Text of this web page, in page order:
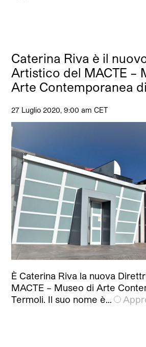
Caterina Riva è il
Artistico del MACTE –
Arte Contemporanea
27 Luglio 2020, 9:00 am CET
È Caterina Riva la nuova
MACTE – Museo di Arte
Termoli. Il suo nome è…